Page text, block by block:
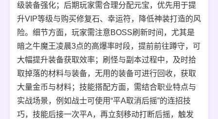
级装备强化；后期玩家需合理分配元宝，优先用于提
升VIP等级与购买修复石、幸运符，降低神装打造的风
险。细节方面，玩家需注意BOSS刷新时间，尤其是
暗之牛魔王凌晨3点的高爆率时段，提前前往蹲守，可
大幅提升装备获取效率；刷怪与副本过程中，及时拾
取掉落的材料与装备，无用的装备可进行回收，获取
大量金币与材料；技能搭配方面，需结合职业特点与
实战场景，例如战士可使用“平A取消后摇”的连招技
巧，技能后接一次平A，再立刻移动打断后摇，触发